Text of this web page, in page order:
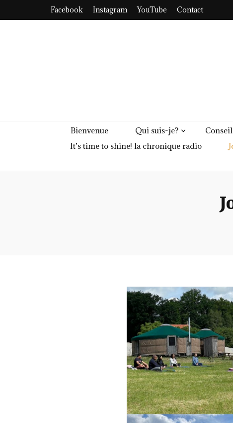
Facebook Instagram YouTube Contact
Bienvenue Qui suis-je?
It’s time to shine! la chronique radio